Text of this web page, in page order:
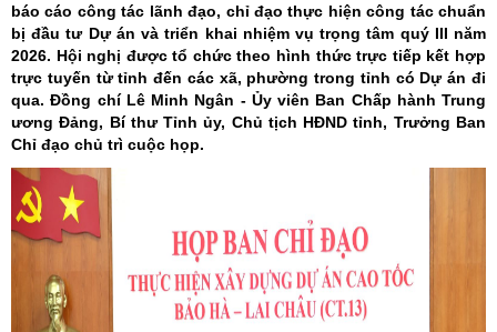
báo cáo công tác lãnh đạo, chỉ đạo thực hiện công tác chuẩn
bị đầu tư Dự án và triển khai nhiệm vụ trọng tâm quý III năm
2026. Hội nghị được tổ chức theo hình thức trực tiếp kết hợp
trực tuyến từ tỉnh đến các xã, phường trong tỉnh có Dự án đi
qua. Đồng chí Lê Minh Ngân - Ủy viên Ban Chấp hành Trung
ương Đảng, Bí thư Tỉnh ủy, Chủ tịch HĐND tỉnh, Trưởng Ban
Chỉ đạo chủ trì cuộc họp.